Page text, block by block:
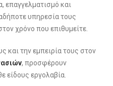
επαγγελματισμό και
υπηρεσία τους
χρόνο που επιθυμείτε.
και την εμπειρία τους στον
, προσφέρουν
είδους εργολαβία.